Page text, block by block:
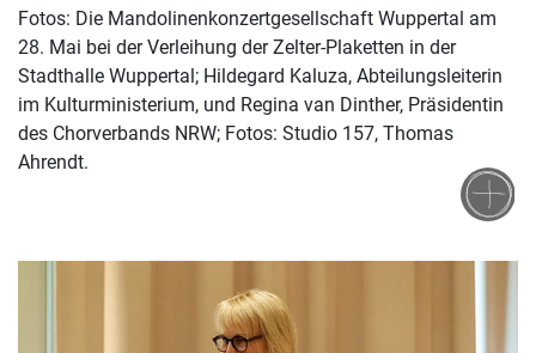
Fotos: Die Mandolinenkonzertgesellschaft Wuppertal am
28. Mai bei der Verleihung der Zelter-Plaketten in der
Stadthalle Wuppertal; Hildegard Kaluza, Abteilungsleiterin
im Kulturministerium, und Regina van Dinther, Präsidentin
des Chorverbands NRW; Fotos: Studio 157, Thomas
Ahrendt.